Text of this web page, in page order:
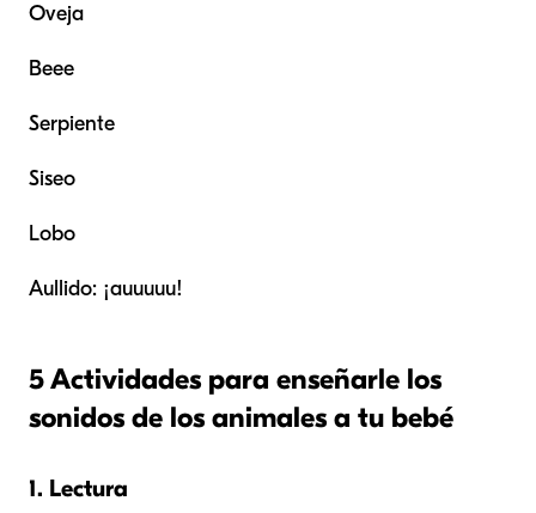
Oveja
Beee
Serpiente
Siseo
Lobo
Aullido: ¡auuuuu!
5 Actividades para enseñarle los
sonidos de los animales a tu bebé
1. Lectura